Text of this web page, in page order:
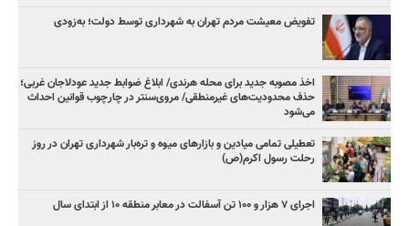
تفویض معیشت مردم تهران به شهرداری توسط دولت؛ به‌زودی
اخذ مصوبه جدید برای محله هرندی/ ابلاغ ضوابط جدید عودلاجان غربی؛
حذف محدودیت‌های غیرمنطقی/ مروی‌سنتر در چارچوب قوانین احداث
می‌شود
تعطیلی تمامی میادین و بازارهای میوه و تره‌بار شهرداری تهران در روز
رحلت رسول اکرم(ص)
اجرای ۷ هزار و ۱۰۰ تن آسفالت در معابر منطقه ۱۰ از ابتدای سال